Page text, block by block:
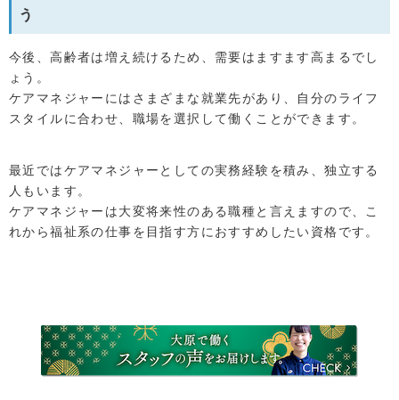
う
今後、高齢者は増え続けるため、需要はますます高まるでし
ょう。
ケアマネジャーにはさまざまな就業先があり、自分のライフ
スタイルに合わせ、職場を選択して働くことができます。
最近ではケアマネジャーとしての実務経験を積み、独立する
人もいます。
ケアマネジャーは大変将来性のある職種と言えますので、こ
れから福祉系の仕事を目指す方におすすめしたい資格です。